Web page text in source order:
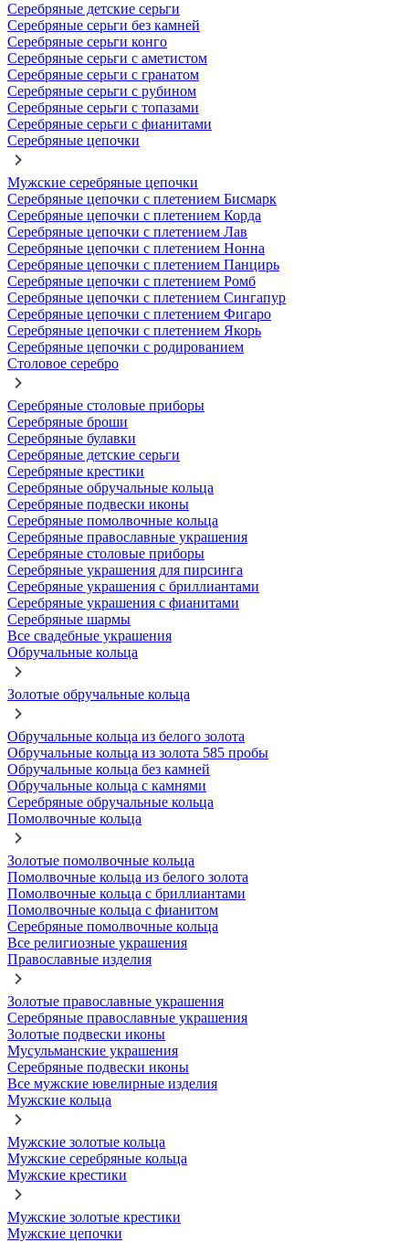
Серебряные детские серьги
Серебряные серьги без камней
Серебряные серьги конго
Серебряные серьги с аметистом
Серебряные серьги с гранатом
Серебряные серьги с рубином
Серебряные серьги с топазами
Серебряные серьги с фианитами
Серебряные цепочки
Мужские серебряные цепочки
Серебряные цепочки с плетением Бисмарк
Серебряные цепочки с плетением Корда
Серебряные цепочки с плетением Лав
Серебряные цепочки с плетением Нонна
Серебряные цепочки с плетением Панцирь
Серебряные цепочки с плетением Ромб
Серебряные цепочки с плетением Сингапур
Серебряные цепочки с плетением Фигаро
Серебряные цепочки с плетением Якорь
Серебряные цепочки с родированием
Столовое серебро
Серебряные столовые приборы
Серебряные броши
Серебряные булавки
Серебряные детские серьги
Серебряные крестики
Серебряные обручальные кольца
Серебряные подвески иконы
Серебряные помолвочные кольца
Серебряные православные украшения
Серебряные столовые приборы
Серебряные украшения для пирсинга
Серебряные украшения с бриллиантами
Серебряные украшения с фианитами
Серебряные шармы
Все свадебные украшения
Обручальные кольца
Золотые обручальные кольца
Обручальные кольца из белого золота
Обручальные кольца из золота 585 пробы
Обручальные кольца без камней
Обручальные кольца с камнями
Серебряные обручальные кольца
Помолвочные кольца
Золотые помолвочные кольца
Помолвочные кольца из белого золота
Помолвочные кольца с бриллиантами
Помолвочные кольца с фианитом
Серебряные помолвочные кольца
Все религиозные украшения
Православные изделия
Золотые православные украшения
Серебряные православные украшения
Золотые подвески иконы
Мусульманские украшения
Серебряные подвески иконы
Все мужские ювелирные изделия
Мужские кольца
Мужские золотые кольца
Мужские серебряные кольца
Мужские крестики
Мужские золотые крестики
Мужские цепочки